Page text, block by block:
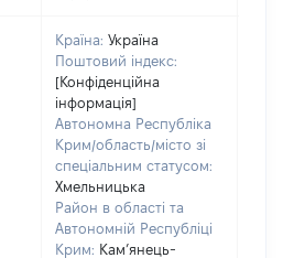
Країна: Україна
Поштовий індекс:
[Конфіденційна
інформація]
Автономна Республіка
Крим/область/місто зі
спеціальним статусом:
Хмельницька
Район в області та
Автономній Республіці
Крим: Кам’янець-